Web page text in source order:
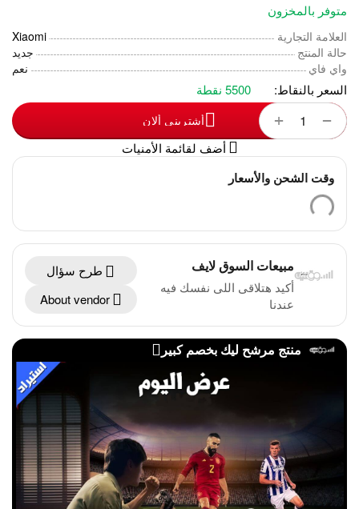
متوفر بالمخزون
العلامة التجارية
Xiaomi
حالة المنتج
جديد
واي فاي
نعم
السعر بالنقاط: 5500 نقطة
+ − أشترينى ألان
أضف لقائمة الأمنيات
وقت الشحن والأسعار
مبيعات السوق لايف
أكيد هتلاقى اللى نفسك فيه
عندنا
طرح سؤال
About vendor
منتج مرشح ليك بخصم كبير